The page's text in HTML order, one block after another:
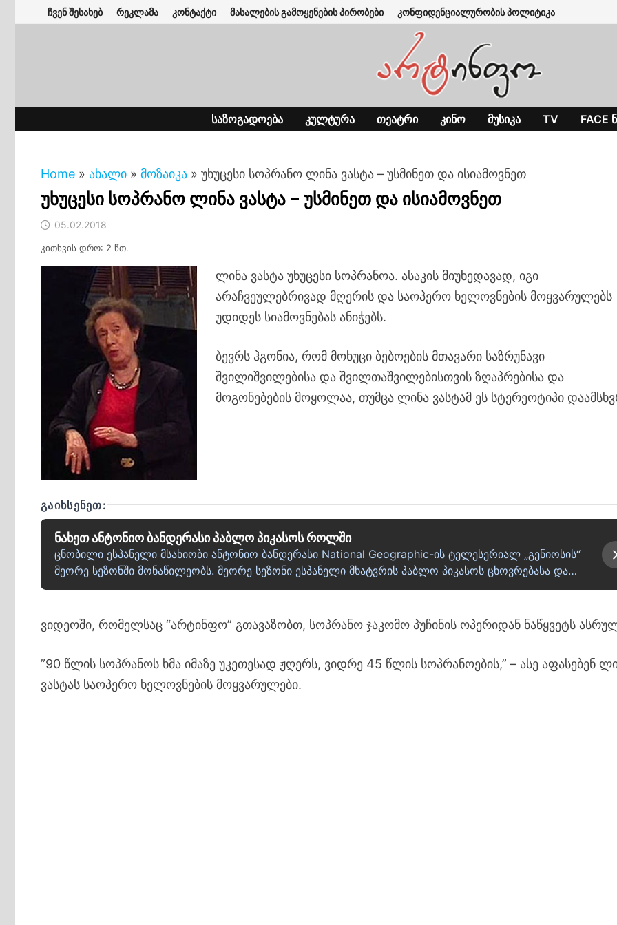
to
ჩვენ შესახებ რეკლამა კონტაქტი მასალების გამოყენების პირობები კონფიდენციალურობის პოლიტიკა
ᲡᲐᲖᲝᲒᲐᲓᲝᲔᲑᲐ ᲙᲣᲚᲢᲣᲠᲐ ᲗᲔᲐᲢᲠᲘ ᲙᲘᲜᲝ ᲛᲣᲡᲘᲙᲐ TV FACE
Home » ახალი » მოზაიკა » უხუცესი სოპრანო ლინა ვასტა – უსმინეთ და ისიამოვნეთ
უხუცესი სოპრანო ლინა ვასტა – უსმინეთ და ისიამოვნეთ
05.02.2018
კითხვის დრო: 2 წთ.
ლინა ვასტა უხუცესი სოპრანოა. ასაკის მიუხედავად, იგი
არაჩვეულებრივად მღერის და საოპერო ხელოვნების მოყვარულებს
უდიდეს სიამოვნებას ანიჭებს.
ბევრს ჰგონია, რომ მოხუცი ბებოების მთავარი საზრუნავი
შვილიშვილებისა და შვილთაშვილებისთვის ზღაპრებისა და
მოგონებების მოყოლაა, თუმცა ლინა ვასტამ ეს სტერეოტიპი
ᲒᲐᲘᲮᲡᲔᲜᲔᲗ:
ნახეთ ანტონიო ბანდერასი პაბლო პიკასოს როლში
ცნობილი ესპანელი მსახიობი ანტონიო ბანდერასი National Geographic-ის ტელესერიალ „გენიოსის“
მეორე სეზონში მონაწილეობს. მეორე სეზონი ესპანელი მხატვრის პაბლო პიკასოს ცხოვრებასა და…
ვიდეოში, რომელსაც “არტინფო” გთავაზობთ, სოპრანო ჯაკომო პუჩინის ოპერიდან ნაწყვეტს
”90 წლის სოპრანოს ხმა იმაზე უკეთესად ჟღერს, ვიდრე 45 წლის სოპრანოების,” – ასე აფასებენ
ვასტას საოპერო ხელოვნების მოყვარულები.